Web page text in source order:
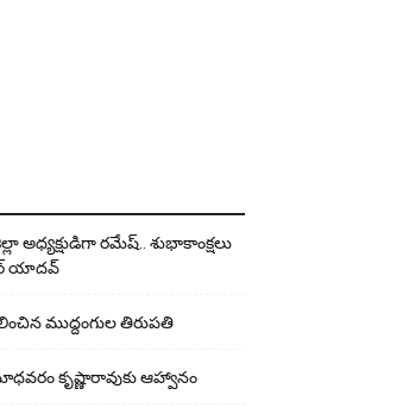
రమేష్‌.. శుభాకాంక్షలు
యాదవ్
ముద్దంగుల తిరుపతి
కృష్ణారావుకు ఆహ్వానం